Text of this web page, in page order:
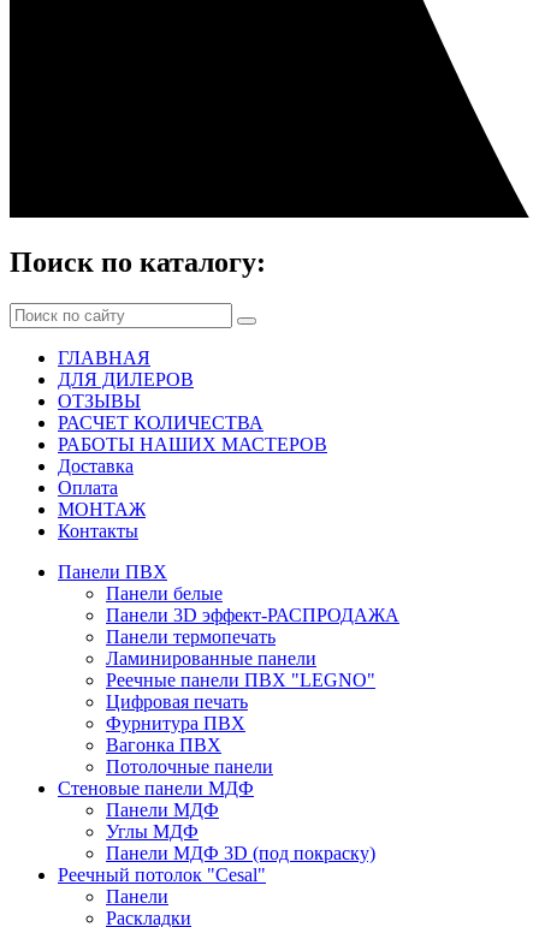
Поиск по каталогу:
ГЛАВНАЯ
ДЛЯ ДИЛЕРОВ
ОТЗЫВЫ
РАСЧЕТ КОЛИЧЕСТВА
РАБОТЫ НАШИХ МАСТЕРОВ
Доставка
Оплата
МОНТАЖ
Контакты
Панели ПВХ
Панели белые
Панели 3D эффект-РАСПРОДАЖА
Панели термопечать
Ламинированные панели
Реечные панели ПВХ "LEGNO"
Цифровая печать
Фурнитура ПВХ
Вагонка ПВХ
Потолочные панели
Стеновые панели МДФ
Панели МДФ
Углы МДФ
Панели МДФ 3D (под покраску)
Реечный потолок "Cesal"
Панели
Раскладки